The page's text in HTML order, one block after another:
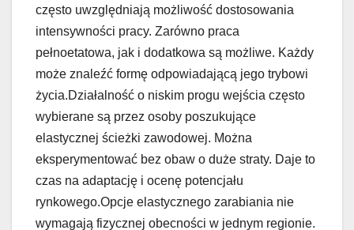
często uwzględniają możliwość dostosowania
intensywności pracy. Zarówno praca
pełnoetatowa, jak i dodatkowa są możliwe. Każdy
może znaleźć formę odpowiadającą jego trybowi
życia.Działalność o niskim progu wejścia często
wybierane są przez osoby poszukujące
elastycznej ścieżki zawodowej. Można
eksperymentować bez obaw o duże straty. Daje to
czas na adaptację i ocenę potencjału
rynkowego.Opcje elastycznego zarabiania nie
wymagają fizycznej obecności w jednym regionie.